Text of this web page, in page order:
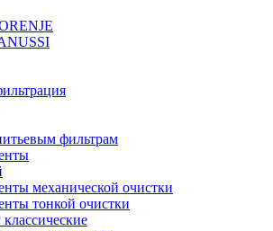
фильтрам
механической очистки
тонкой очистки